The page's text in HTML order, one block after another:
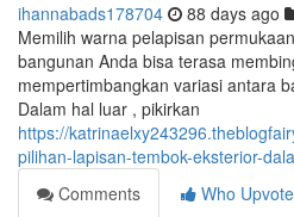
ihannabads178704 88 days ago
Memilih warna pelapisan
bangunan Anda bisa terasa
mempertimbangkan variasi antara
Dalam hal luar , pikirkan
https://
pilihan-lapisan-tembok-eksterior-
Comments
Who